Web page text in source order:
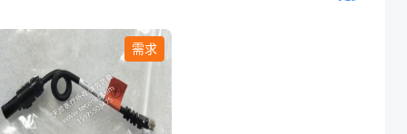
需求